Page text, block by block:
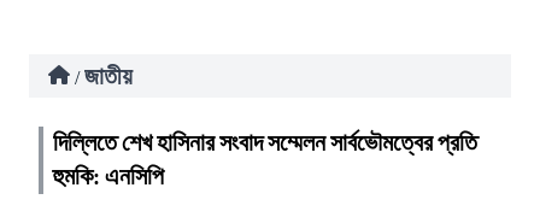
/ জাতীয়
দিল্লিতে শেখ হাসিনার সংবাদ সম্মেলন সার্বভৌমত্বের প্রতি
হুমকি: এনসিপি